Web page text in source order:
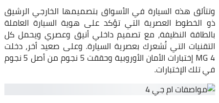
وتتألق هذه السيارة في الأسواق بتصميمها الخارجي الرشيق
ذو الخطوط العصرية التي تؤكد على هوية السيارة العاملة
بالطاقة النظيفة، مع تصميم داخلي أنيق وعصري ويحمل كل
التقنيات التي تُشعرك بعصرية السيارة. وعلى صعيد أخر، دخلت
MG 4 إختبارات الأمان الأوروبية وحققت 5 نجوم من أصل 5 نجوم
في تلك الإختبارات.